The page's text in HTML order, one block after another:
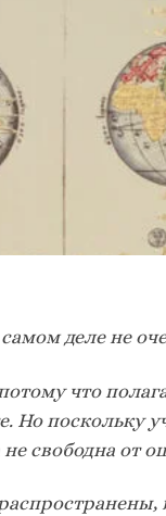
деле не
что
Но поскольку
свободна от